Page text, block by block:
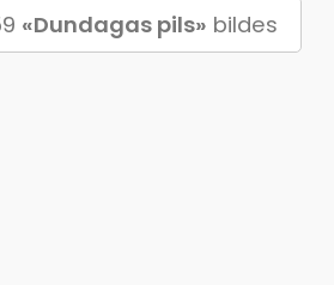
«Dundagas pils» bildes